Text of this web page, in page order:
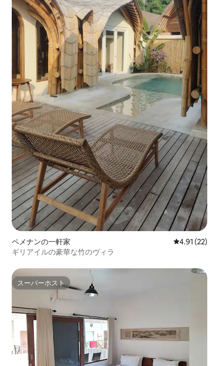
ペメナンの一軒家 レビュー22
4.91 (22)
ギリアイルの豪華な竹のヴィラ
スーパーホスト
スーパーホスト